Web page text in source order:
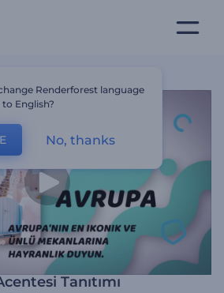
Tanıtımı
Renderforest language
to English?
No, thanks